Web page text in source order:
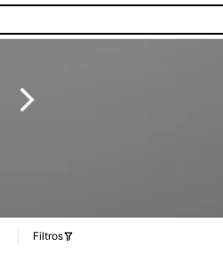
Filtros